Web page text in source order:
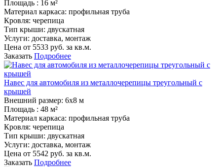
Площадь : 16 м²
Материал каркаса: профильная труба
Кровля: черепица
Тип крыши: двускатная
Услуги: доставка, монтаж
Цена от 5533 руб. за кв.м.
Заказать Подробнее
Навес для автомобиля из металлочерепицы треугольный с
крышей
Внешний размер: 6х8 м
Площадь : 48 м²
Материал каркаса: профильная труба
Кровля: черепица
Тип крыши: двускатная
Услуги: доставка, монтаж
Цена от 5542 руб. за кв.м.
Заказать Подробнее